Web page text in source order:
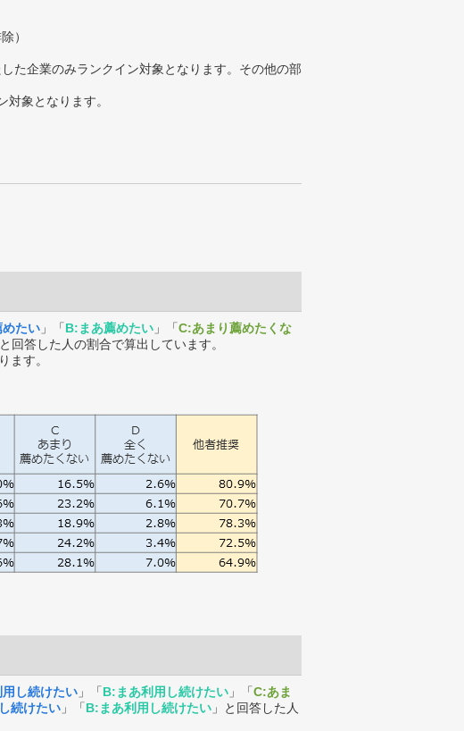
）
た企業のみランクイン対象となります。その他の部
象となります。
たい 」「B:まあ薦めたい 」「C:あまり薦めたくな
と回答した人の割合で算出しています。
ます。
し続けたい 」「B:まあ利用し続けたい 」「C:あま
続けたい 」「B:まあ利用し続けたい 」と回答した人